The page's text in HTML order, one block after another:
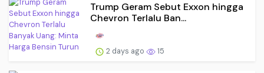
Trump Geram Sebut Exxon hingga
Chevron Terlalu Ban...
2 days ago 15